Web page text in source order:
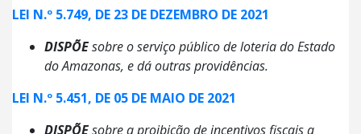
LEI N.º 5.749, DE 23 DE DEZEMBRO DE 2021
DISPÕEsobre o serviço público de loteria do Estado
do Amazonas, e dá outras providências.
LEI N.º 5.451, DE 05 DE MAIO DE 2021
DISPÕEsobre a proibição de incentivos fiscais a